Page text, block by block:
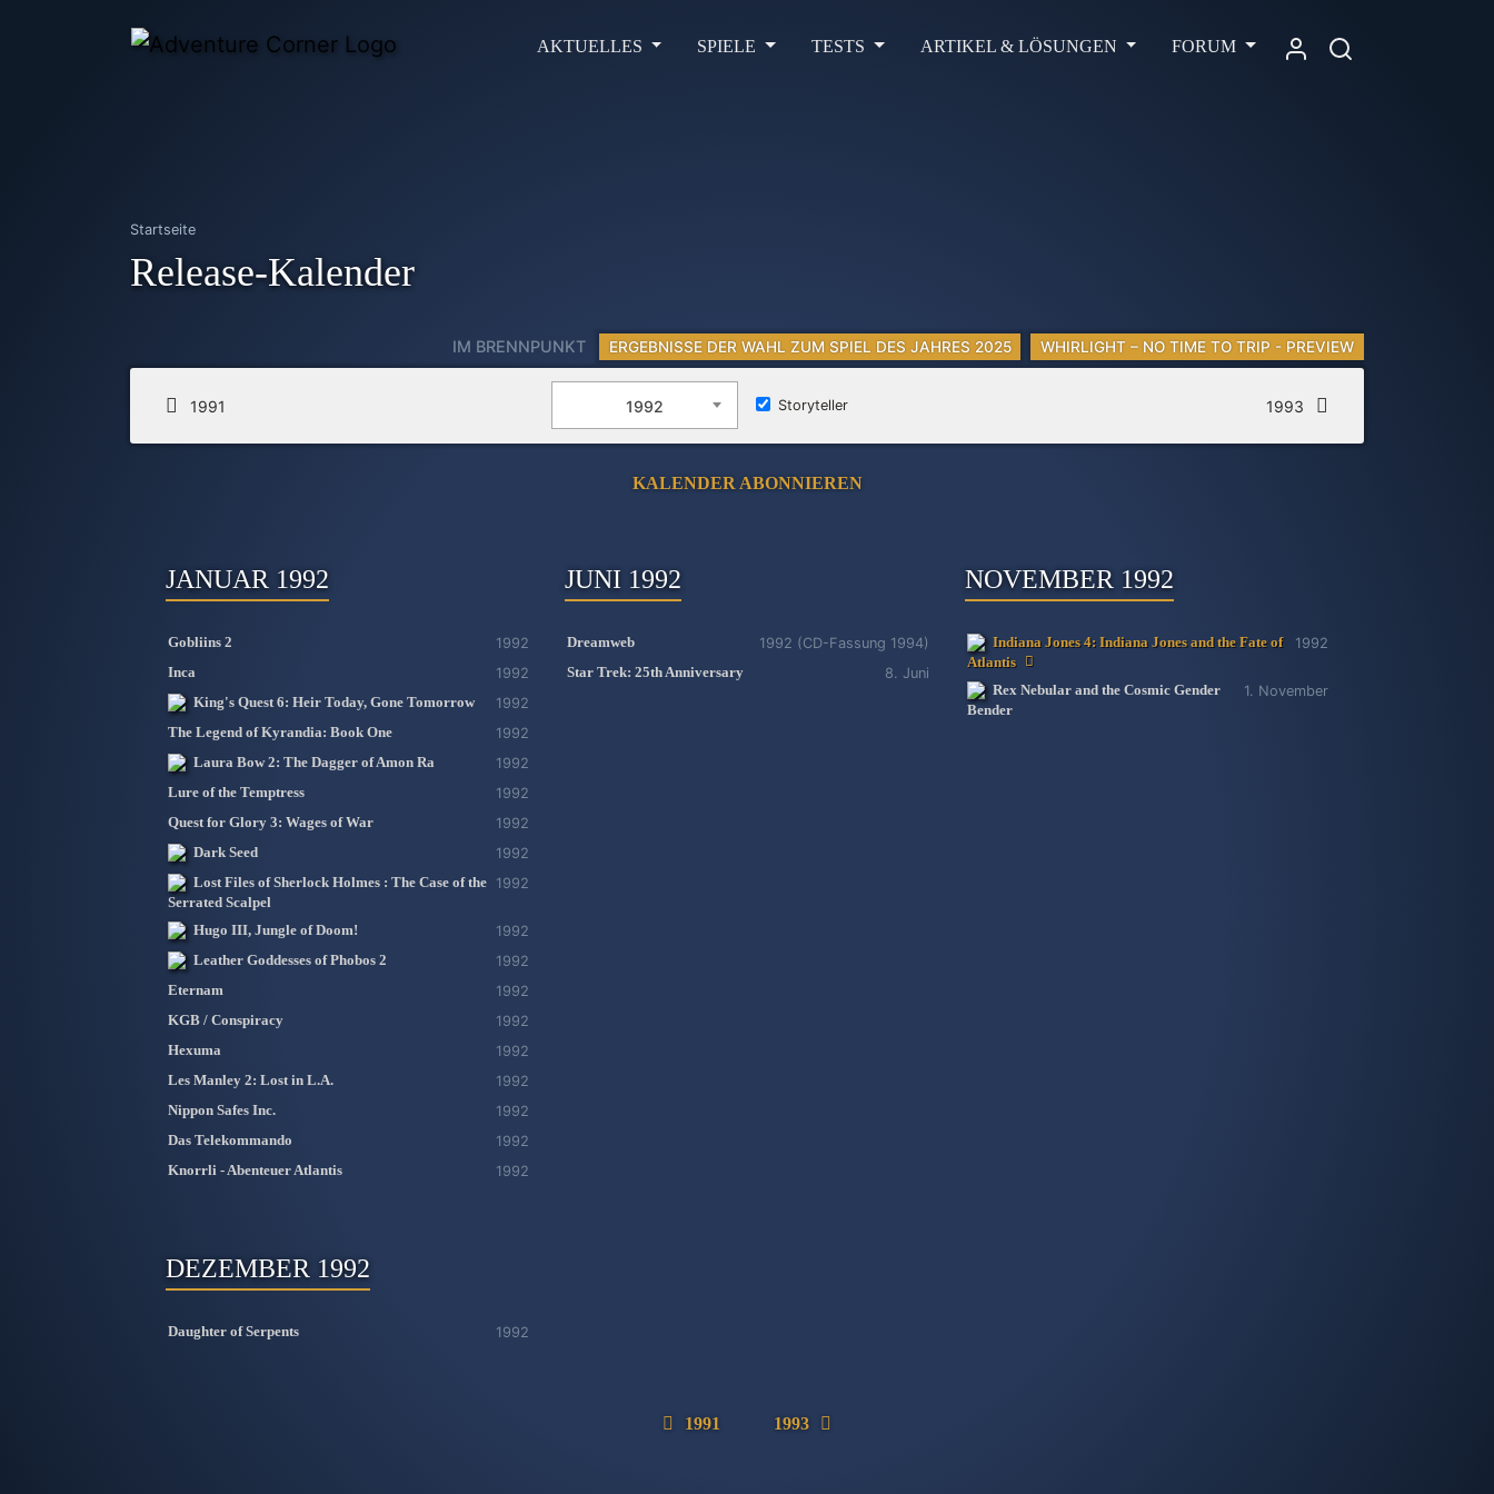
AKTUELLES SPIELE TESTS ARTIKEL & LÖSUNGEN FORUM
Startseite
Release-Kalender
IM BRENNPUNKT ERGEBNISSE DER WAHL ZUM SPIEL DES JAHRES 2025 WHIRLIGHT – NO TIME TO TRIP - PREVIEW
1991 1992 Storyteller 1993
KALENDER ABONNIEREN
JANUAR 1992
Gobliins 2 1992
Inca 1992
King's Quest 6: Heir Today, Gone Tomorrow 1992
The Legend of Kyrandia: Book One 1992
Laura Bow 2: The Dagger of Amon Ra 1992
Lure of the Temptress 1992
Quest for Glory 3: Wages of War 1992
Dark Seed 1992
Lost Files of Sherlock Holmes : The Case of the
Serrated Scalpel
1992
Hugo III, Jungle of Doom! 1992
Leather Goddesses of Phobos 2 1992
Eternam 1992
KGB / Conspiracy 1992
Hexuma 1992
Les Manley 2: Lost in L.A. 1992
Nippon Safes Inc. 1992
Das Telekommando 1992
Knorrli - Abenteuer Atlantis 1992
JUNI 1992
Dreamweb 1992 (CD-Fassung 1994)
Star Trek: 25th Anniversary 8. Juni
NOVEMBER 1992
Indiana Jones 4: Indiana Jones and the Fate of
Atlantis
1992
Rex Nebular and the Cosmic Gender
Bender
1. November
DEZEMBER 1992
Daughter of Serpents 1992
1991 1993